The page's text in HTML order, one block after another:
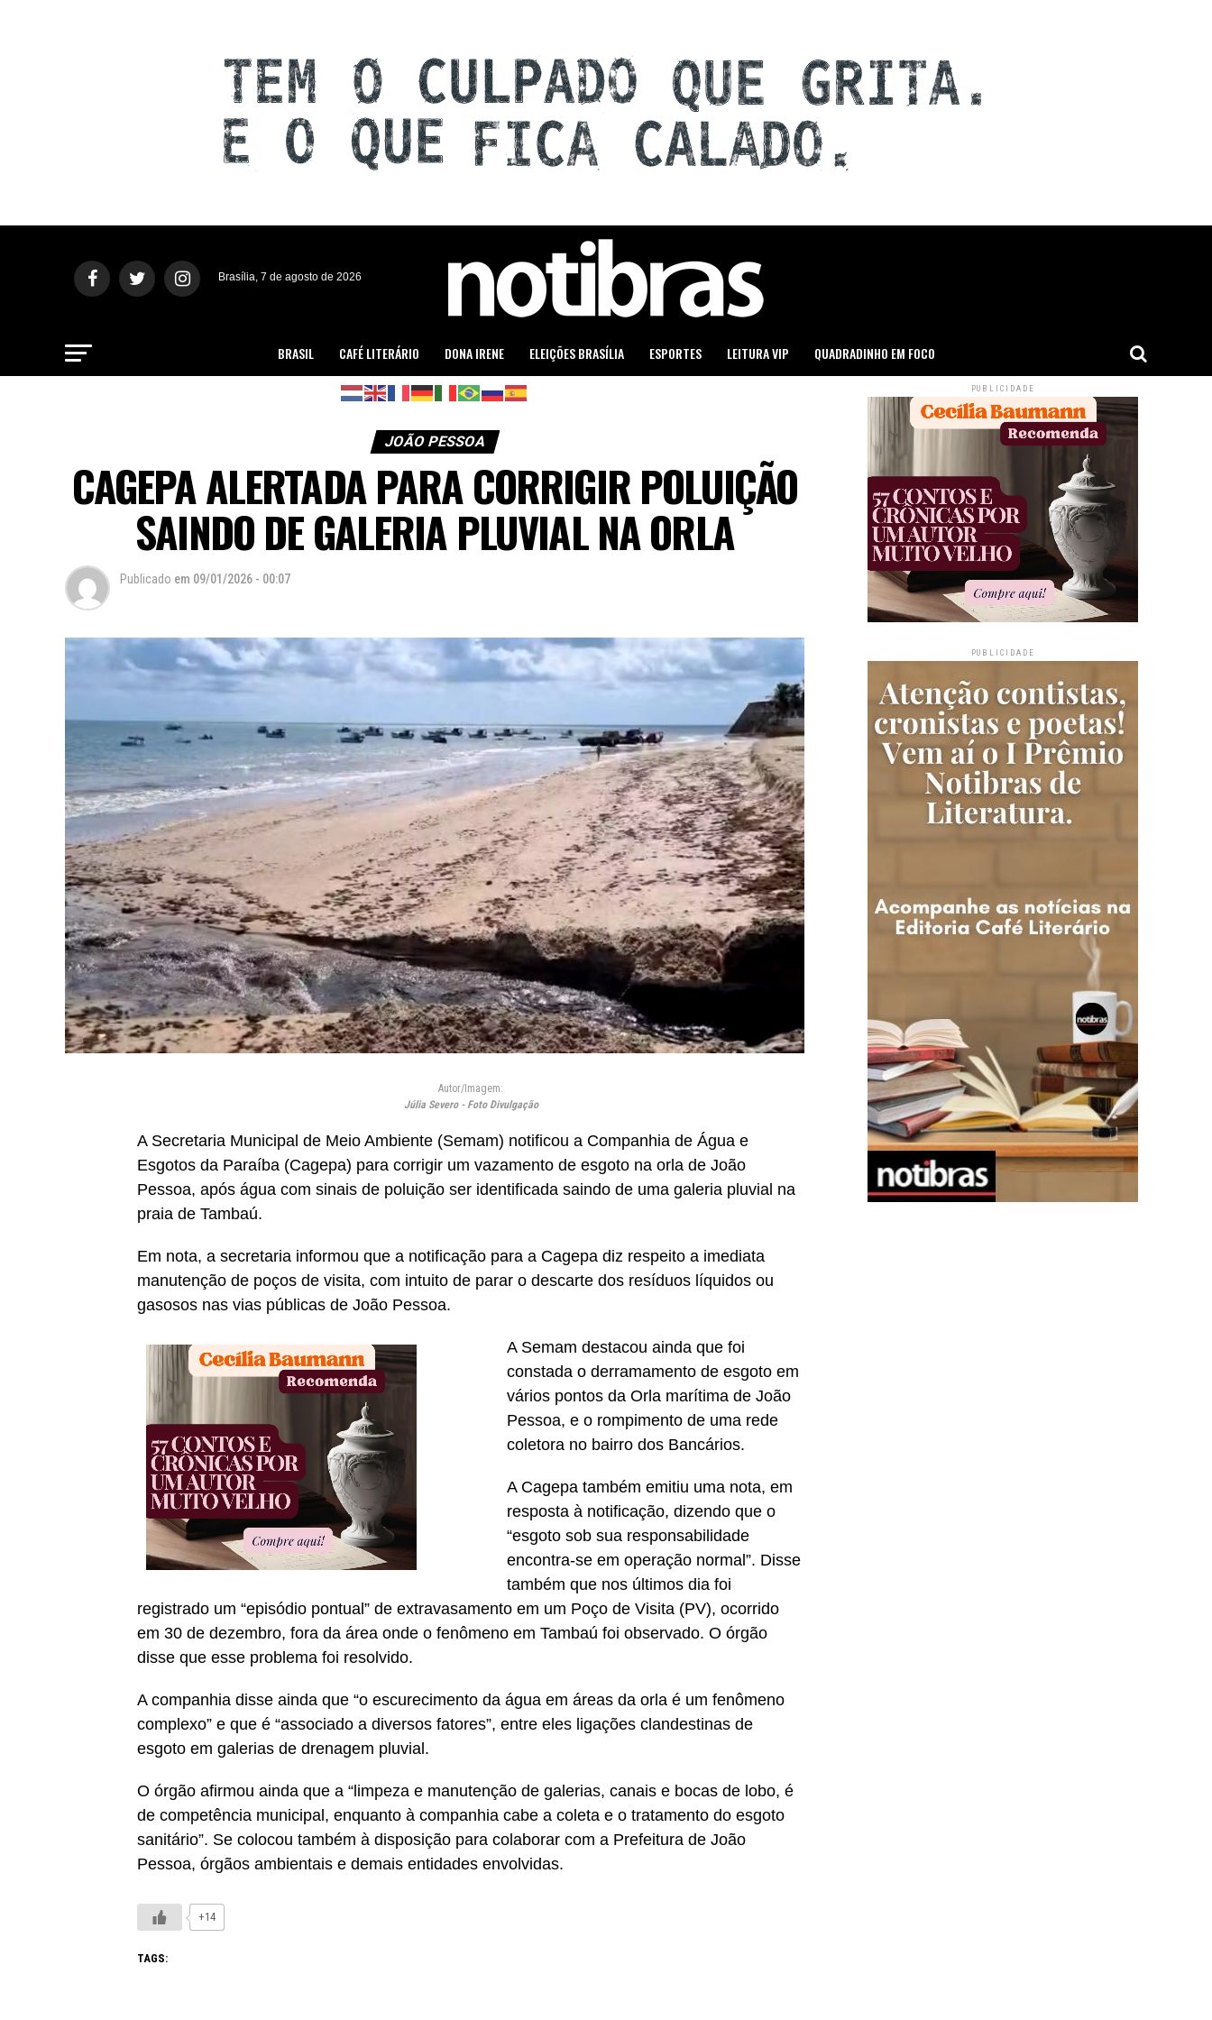
Brasília, 7 de agosto de 2026
BRASIL CAFÉ LITERÁRIO DONA IRENE ELEIÇÕES BRASÍLIA ESPORTES LEITURA VIP QUADRADINHO EM FOCO
JOÃO PESSOA
CAGEPA ALERTADA PARA CORRIGIR POLUIÇÃO
SAINDO DE GALERIA PLUVIAL NA ORLA
Publicado em 09/01/2026 - 00:07
Autor/Imagem:
Júlia Severo - Foto Divulgação
A Secretaria Municipal de Meio Ambiente (Semam) notificou a Companhia de Água e
Esgotos da Paraíba (Cagepa) para corrigir um vazamento de esgoto na orla de João
Pessoa, após água com sinais de poluição ser identificada saindo de uma galeria pluvial na
praia de Tambaú.
Em nota, a secretaria informou que a notificação para a Cagepa diz respeito a imediata
manutenção de poços de visita, com intuito de parar o descarte dos resíduos líquidos ou
gasosos nas vias públicas de João Pessoa.
A Semam destacou ainda que foi
constada o derramamento de esgoto em
vários pontos da Orla marítima de João
Pessoa, e o rompimento de uma rede
coletora no bairro dos Bancários.
A Cagepa também emitiu uma nota, em
resposta à notificação, dizendo que o
“esgoto sob sua responsabilidade
encontra-se em operação normal”. Disse
também que nos últimos dia foi
registrado um “episódio pontual” de extravasamento em um Poço de Visita (PV), ocorrido
em 30 de dezembro, fora da área onde o fenômeno em Tambaú foi observado. O órgão
disse que esse problema foi resolvido.
A companhia disse ainda que “o escurecimento da água em áreas da orla é um fenômeno
complexo” e que é “associado a diversos fatores”, entre eles ligações clandestinas de
esgoto em galerias de drenagem pluvial.
O órgão afirmou ainda que a “limpeza e manutenção de galerias, canais e bocas de lobo, é
de competência municipal, enquanto à companhia cabe a coleta e o tratamento do esgoto
sanitário”. Se colocou também à disposição para colaborar com a Prefeitura de João
Pessoa, órgãos ambientais e demais entidades envolvidas.
+14
TAGS:
PUBLICIDADE
PUBLICIDADE